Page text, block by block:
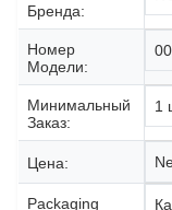
Бренда:
Номер
Модели:
Минимальный
Заказ:
1
Цена:
Packaging